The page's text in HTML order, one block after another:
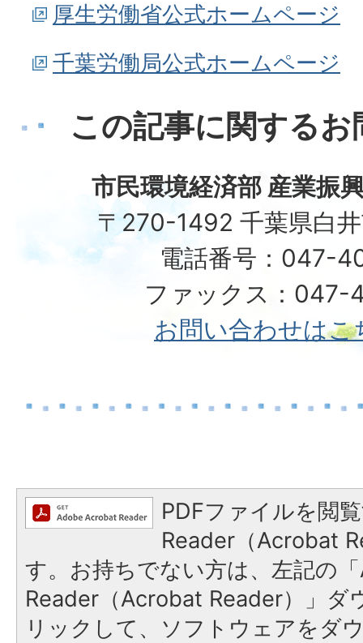
厚生労働省公式ホームページ
千葉労働局公式ホームページ
この記事に関する
市民環境経済部 産業振
〒270-1492 千葉県白
電話番号：047-
ファックス：047-
お問い合わせはこ
PDFファイルを閲
Reader（Acrobat
す。お持ちでない方は、左記の
Reader（Acrobat Reader）」ダ
リックして、ソフトウェアをダ